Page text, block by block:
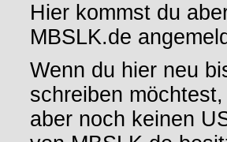
Hier kommst du
MBSLK.de
Wenn du hier neu
schreiben möchtest,
aber noch keinen